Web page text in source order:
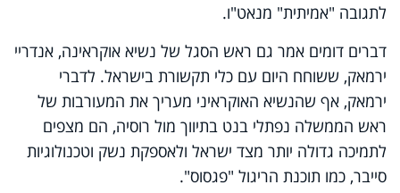
לתגובה "אמיתית" מנאט"ו.
דברים דומים אמר גם ראש הסגל של נשיא אוקראינה, אנדריי
ירמאק, ששוחח היום עם כלי תקשורת בישראל. לדברי
ירמאק, אף שהנשיא האוקראיני מעריך את המעורבות של
ראש הממשלה נפתלי בנט בתיווך מול רוסיה, הם מצפים
לתמיכה גדולה יותר מצד ישראל ולאספקת נשק וטכנולוגיות
סייבר, כמו תוכנת הריגול "פגסוס".